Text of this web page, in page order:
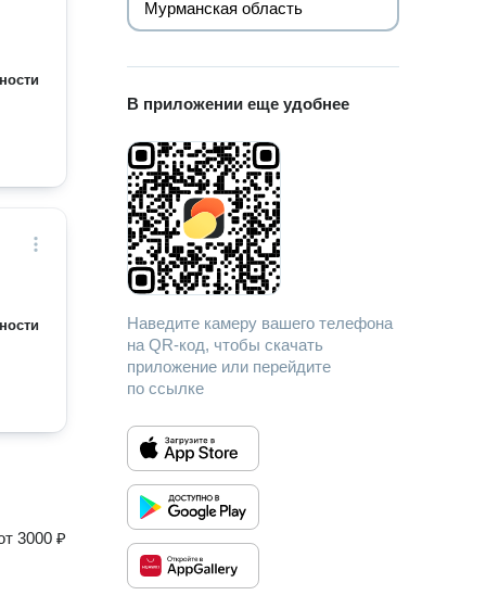
3000 ₽
В приложении еще удобнее
Наведите камеру вашего телефона
на QR-код, чтобы скачать
приложение или перейдите
по ссылке